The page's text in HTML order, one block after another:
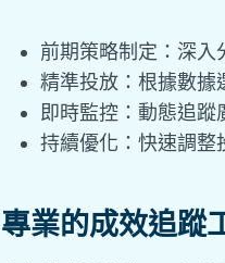
前期策略制定：深入
精準投放：根據數據
即時監控：動態追蹤
持續優化：快速調整
專業的成效追蹤